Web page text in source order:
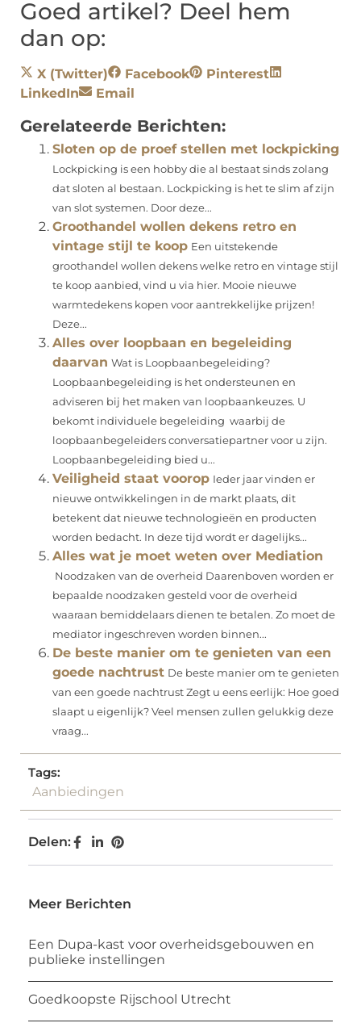
Goed artikel? Deel hem
dan op:
X (Twitter) Facebook
Pinterest
LinkedIn
Email
Gerelateerde Berichten:
Sloten op de proef stellen met lockpicking
Lockpicking is een hobby die al bestaat sinds zolang
dat sloten al bestaan. Lockpicking is het te slim af zijn
van slot systemen. Door deze...
Groothandel wollen dekens retro en
vintage stijl te koop Een uitstekende
groothandel wollen dekens welke retro en vintage stijl
te koop aanbied, vind u via hier. Mooie nieuwe
warmtedekens kopen voor aantrekkelijke prijzen!
Deze...
Alles over loopbaan en begeleiding
daarvan Wat is Loopbaanbegeleiding?
Loopbaanbegeleiding is het ondersteunen en
adviseren bij het maken van loopbaankeuzes. U
bekomt individuele begeleiding waarbij de
loopbaanbegeleiders conversatiepartner voor u zijn.
Loopbaanbegeleiding bied u...
Veiligheid staat voorop Ieder jaar vinden er
nieuwe ontwikkelingen in de markt plaats, dit
betekent dat nieuwe technologieën en producten
worden bedacht. In deze tijd wordt er dagelijks...
Alles wat je moet weten over Mediation
Noodzaken van de overheid Daarenboven worden er
bepaalde noodzaken gesteld voor de overheid
waaraan bemiddelaars dienen te betalen. Zo moet de
mediator ingeschreven worden binnen...
De beste manier om te genieten van een
goede nachtrust De beste manier om te genieten
van een goede nachtrust Zegt u eens eerlijk: Hoe goed
slaapt u eigenlijk? Veel mensen zullen gelukkig deze
vraag...
Tags:
Aanbiedingen
Delen:
Meer Berichten
Een Dupa-kast voor overheidsgebouwen en
publieke instellingen
Goedkoopste Rijschool Utrecht